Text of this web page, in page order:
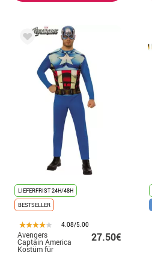
LIEFERFRIST 24H/48H
BESTSELLER
4.08/5.00
Avengers
Captain America
Kostüm für
27.50€